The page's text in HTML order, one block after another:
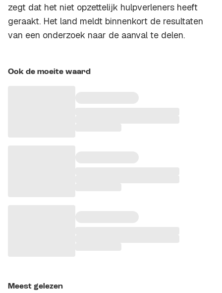
zegt dat het niet opzettelijk hulpverleners heeft
geraakt. Het land meldt binnenkort de resultaten
van een onderzoek naar de aanval te delen.
Ook de moeite waard
Meest gelezen